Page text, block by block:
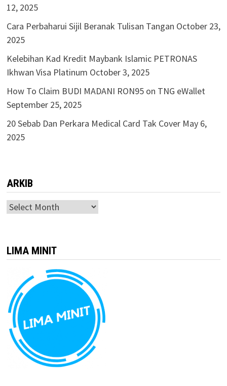
12, 2025
Cara Perbaharui Sijil Beranak Tulisan Tangan October 23,
2025
Kelebihan Kad Kredit Maybank Islamic PETRONAS
Ikhwan Visa Platinum October 3, 2025
How To Claim BUDI MADANI RON95 on TNG eWallet
September 25, 2025
20 Sebab Dan Perkara Medical Card Tak Cover May 6,
2025
ARKIB
ARKIB
LIMA MINIT